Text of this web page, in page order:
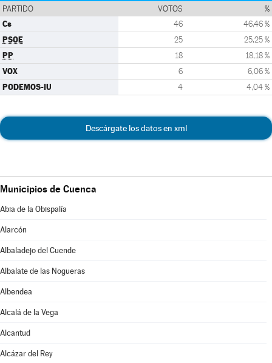
PARTIDO VOTOS %
Cs 46 46,46 %
PSOE 25 25,25 %
PP 18 18,18 %
VOX 6 6,06 %
PODEMOS-IU 4 4,04 %
Descárgate los datos en xml
Municipios de Cuenca
Abia de la Obispalía
Alarcón
Albaladejo del Cuende
Albalate de las Nogueras
Albendea
Alcalá de la Vega
Alcantud
Alcázar del Rey